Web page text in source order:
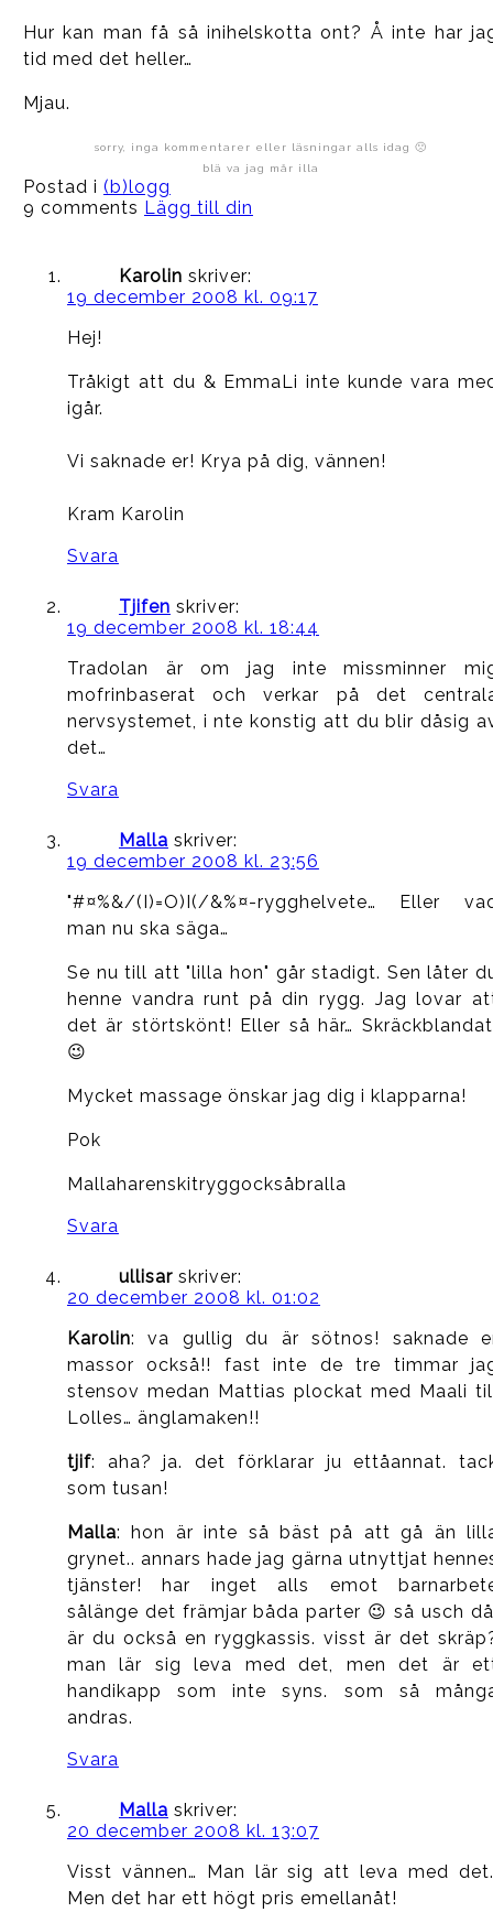
Hur kan man få så inihelskotta ont? Å inte har
tid med det heller…
Mjau.
sorry, inga kommentarer eller läsningar alls idag 🙁
blä va jag mår illa
Postad i (b)logg
9 comments Lägg till din
Karolin skriver:
19 december 2008 kl. 09:17
Hej!
Tråkigt att du & EmmaLi inte kunde vara
igår.
Vi saknade er! Krya på dig, vännen!
Kram Karolin
Svara
Tjifen skriver:
19 december 2008 kl. 18:44
Tradolan är om jag inte missminner
mofrinbaserat och verkar på det
nervsystemet, i nte konstig att du blir dåsig
det…
Svara
Malla skriver:
19 december 2008 kl. 23:56
"#¤%&/(I)=O)I(/&%¤-rygghelvete… Eller
man nu ska säga…
Se nu till att "lilla hon" går stadigt. Sen låter
henne vandra runt på din rygg. Jag lovar
det är störtskönt! Eller så här…
😉
Mycket massage önskar jag dig i klapparna!
Pok
Mallaharenskitryggocksåbralla
Svara
ullisar skriver:
20 december 2008 kl. 01:02
Karolin: va gullig du är sötnos! saknade
massor också!! fast inte de tre timmar
stensov medan Mattias plockat med Maali
Lolles… änglamaken!!
tjif: aha? ja. det förklarar ju ettåannat.
som tusan!
Malla: hon är inte så bäst på att gå än
grynet.. annars hade jag gärna utnyttjat
tjänster! har inget alls emot
sålänge det främjar båda parter 😉 så usch
är du också en ryggkassis. visst är det
man lär sig leva med det, men det är
handikapp som inte syns. som så
andras.
Svara
Malla skriver:
20 december 2008 kl. 13:07
Visst vännen… Man lär sig att leva med
Men det har ett högt pris emellanåt!